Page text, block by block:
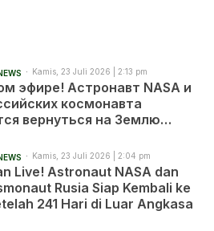
Kamis, 23 Juli 2026 | 2:13 pm
эфире! Астронавт NASA и
космонавта
вернуться на Землю
Kamis, 23 Juli 2026 | 2:04 pm
Live! Astronaut NASA dan
Rusia Siap Kembali ke
241 Hari di Luar Angkasa